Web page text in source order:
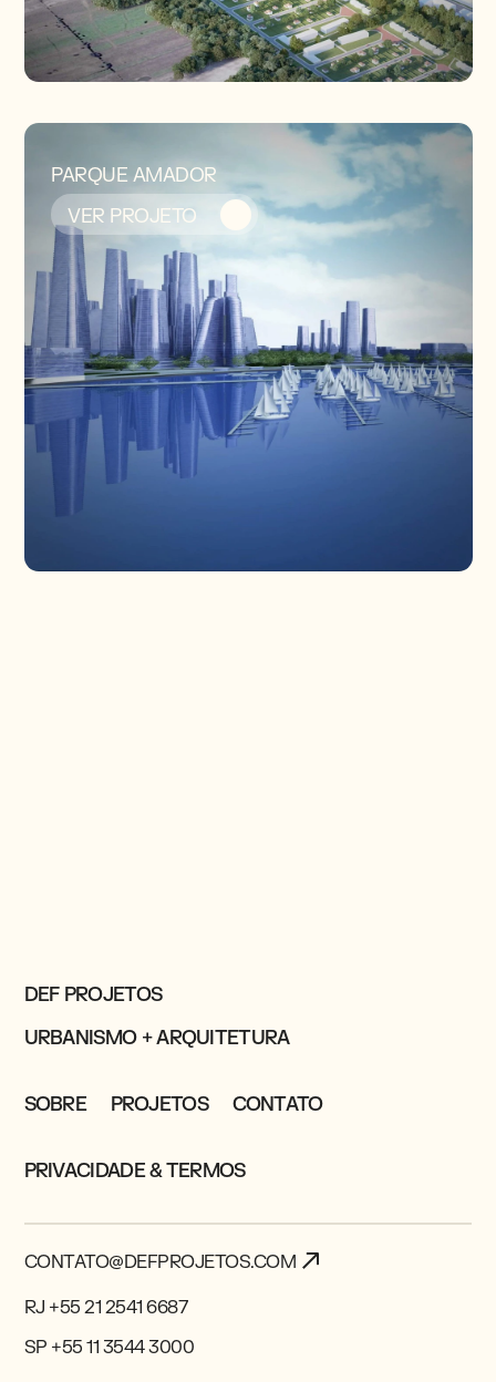
PARQUE AMADOR
VER PROJETO
DEF PROJETOS
URBANISMO + ARQUITETURA
SOBRE PROJETOS CONTATO
PRIVACIDADE & TERMOS
CONTATO@DEFPROJETOS.COM
RJ +55 21 2541 6687
SP +55 11 3544 3000